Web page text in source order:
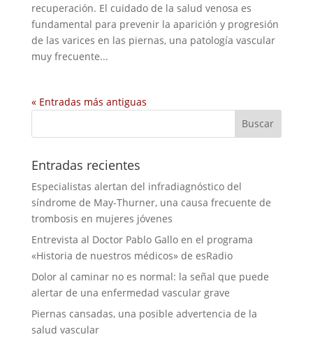
recuperación. El cuidado de la salud venosa es
fundamental para prevenir la aparición y progresión
de las varices en las piernas, una patología vascular
muy frecuente...
« Entradas más antiguas
Entradas recientes
Especialistas alertan del infradiagnóstico del
síndrome de May-Thurner, una causa frecuente de
trombosis en mujeres jóvenes
Entrevista al Doctor Pablo Gallo en el programa
«Historia de nuestros médicos» de esRadio
Dolor al caminar no es normal: la señal que puede
alertar de una enfermedad vascular grave
Piernas cansadas, una posible advertencia de la
salud vascular